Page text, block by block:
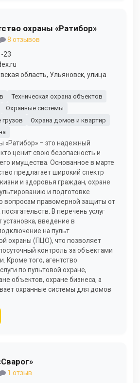
охраны «Ратибор»
8 отзывов
23
область, Ульяновск, улица
Техническая охрана объектов
Охранные системы
Охрана домов и квартир
«Ратибор» – это надежный
ценит свою безопасность и
имущества. Основанное в марте
предлагает широкий спектр
и здоровья граждан, охране
и подготовке
вопросам правомерной защиты от
В перечень услуг
установка, введение в
на пульт
охраны (ПЦО), что позволяет
контроль за объектами
Кроме того, агентство
по пультовой охране,
объектов, охране бизнеса, а
охранные системы для домов
1 отзыв